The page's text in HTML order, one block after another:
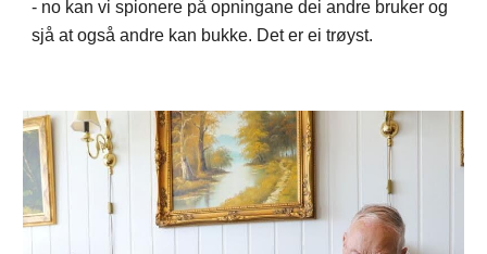
- no kan vi spionere på opningane dei andre bruker og
sjå at også andre kan bukke. Det er ei trøyst.